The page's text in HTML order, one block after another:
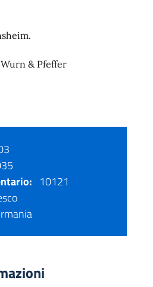
& Pfeffer
10121